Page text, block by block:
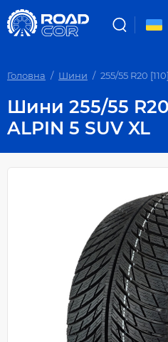
Головна Шини 255/55 R20
Шини 255/55 R20
ALPIN 5 SUV XL